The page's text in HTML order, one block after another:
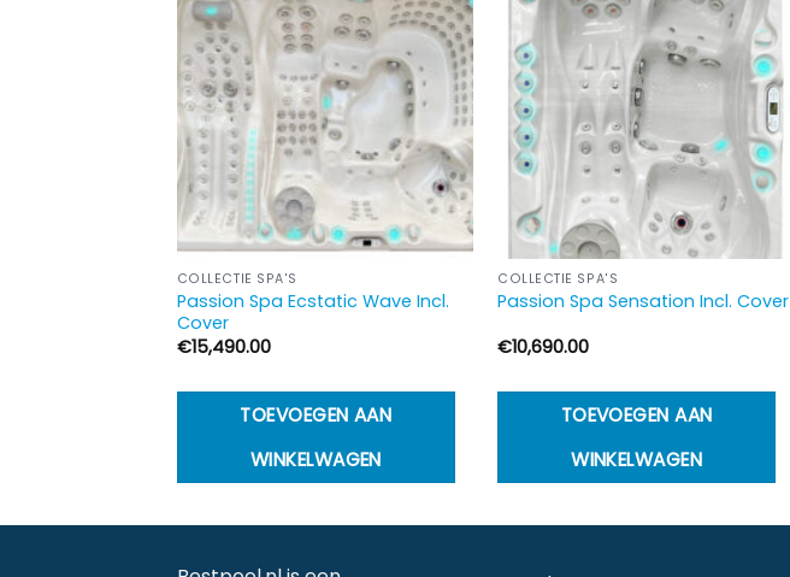
COLLECTIE SPA'S
Passion Spa Ecstatic Wave Incl.
Cover
€15,490.00
TOEVOEGEN AAN
WINKELWAGEN
COLLECTIE SPA'S
Passion Spa Sensation Incl. Cover
€10,690.00
TOEVOEGEN AAN
WINKELWAGEN